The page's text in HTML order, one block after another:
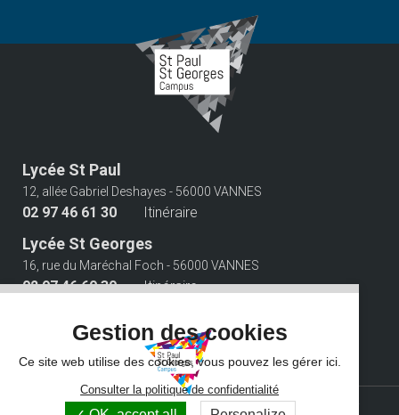
Lycée St Paul
12, allée Gabriel Deshayes - 56000 VANNES
02 97 46 61 30 Itinéraire
Lycée St Georges
16, rue du Maréchal Foch - 56000 VANNES
02 97 46 60 30 Itinéraire
© 2026 Campus Saint Paul Saint Georges - Tous droits réservés -
Gestion des cookies
Ce site web utilise des cookies, vous pouvez les gérer ici.
Consulter la politique de confidentialité